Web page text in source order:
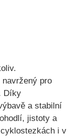
pro
Díky
a stabilní
jistoty a
i v